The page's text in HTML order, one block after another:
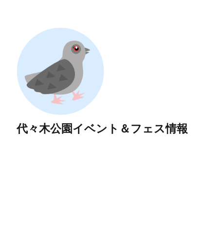
代々木公園イベント＆フェス情報